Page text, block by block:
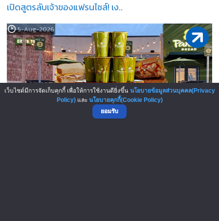
เปิดสูตรลับเจ้าของแฟรนไชส์! เง..
5-Aug-2026
เว็บไซต์มีการจัดเก็บคุกกี้ เพื่อให้การใช้งานดียิ่งขึ้น นโยบายข้อมูลส่วนบุคคล(Privacy
Policy)และ นโยบายคุกกี้(Cookie Policy)
ยอมรับ